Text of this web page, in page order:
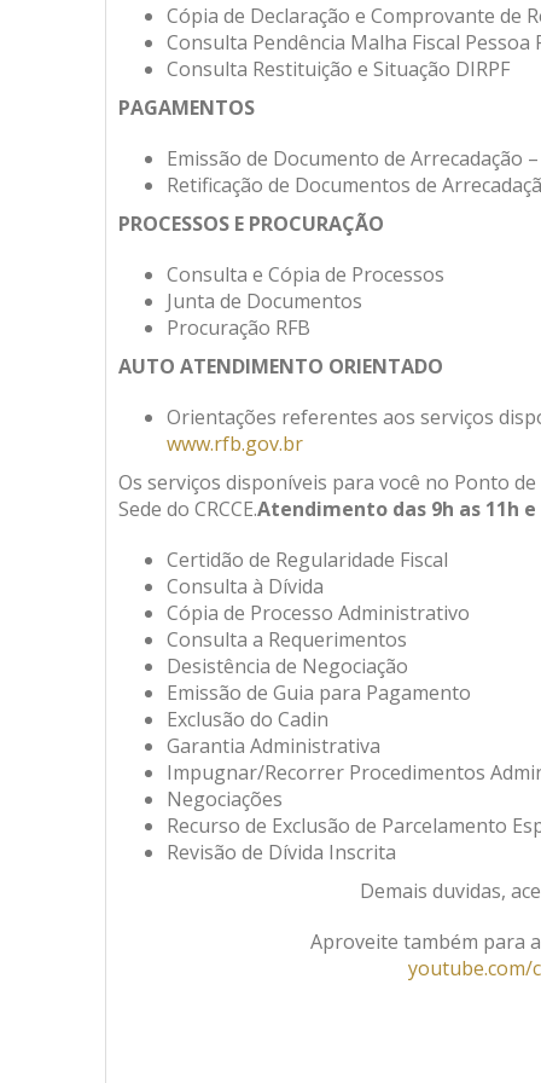
Cópia de Declaração e Comprovante de
Consulta Pendência Malha Fiscal Pessoa
Consulta Restituição e Situação DIRPF
PAGAMENTOS
Emissão de Documento de Arrecadação –
Retificação de Documentos de
PROCESSOS E PROCURAÇÃO
Consulta e Cópia de Processos
Junta de Documentos
Procuração RFB
AUTO ATENDIMENTO ORIENTADO
Orientações referentes aos serviços
www.rfb.gov.br
Os serviços disponíveis para você no Ponto
Sede do CRCCE.Atendimento das 9h as 11h e
Certidão de Regularidade Fiscal
Consulta à Dívida
Cópia de Processo Administrativo
Consulta a Requerimentos
Desistência de Negociação
Emissão de Guia para Pagamento
Exclusão do Cadin
Garantia Administrativa
Impugnar/Recorrer Procedimentos
Negociações
Recurso de Exclusão de Parcelamento
Revisão de Dívida Inscrita
Demais duvidas,
Aproveite também para
youtube.com/